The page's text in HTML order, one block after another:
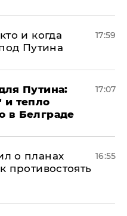
и когда
Путина
17:59
Путина:
и тепло
в Белграде
17:07
о планах
противостоять
16:55